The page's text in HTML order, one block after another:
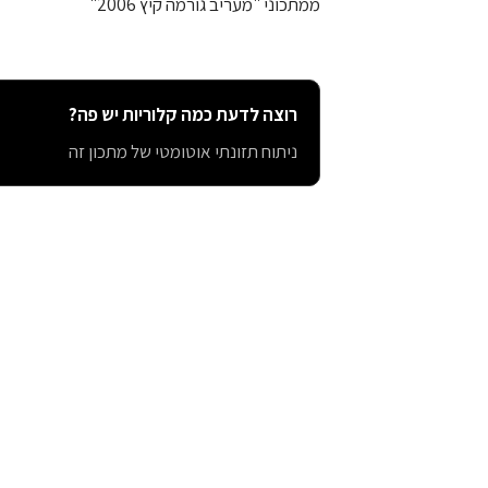
רוצה לדעת כמה קלוריות יש פה?
ניתוח תזונתי אוטומטי של מתכון זה